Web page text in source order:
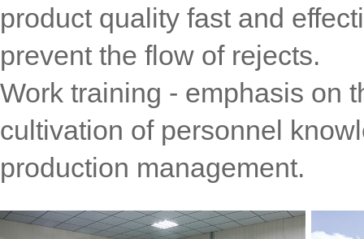
product quality fast and
prevent the flow of rejects.
Work training - emphasis on
cultivation of personnel
production management.